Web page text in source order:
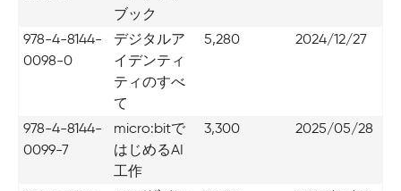
ブック
978-4-8144-
0098-0
デジタルア
イデンティ
ティのすべ
て
5,280 2024/12/27
978-4-8144-
0099-7
micro:bitで
はじめるAI
工作
3,300 2025/05/28